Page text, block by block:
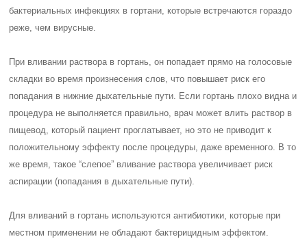
бактериальных инфекциях в гортани, которые встречаются гораздо
реже, чем вирусные.
При вливании раствора в гортань, он попадает прямо на голосовые
складки во время произнесения слов, что повышает риск его
попадания в нижние дыхательные пути. Если гортань плохо видна и
процедура не выполняется правильно, врач может влить раствор в
пищевод, который пациент проглатывает, но это не приводит к
положительному эффекту после процедуры, даже временного. В то
же время, такое “слепое” вливание раствора увеличивает риск
аспирации (попадания в дыхательные пути).
Для вливаний в гортань используются антибиотики, которые при
местном применении не обладают бактерицидным эффектом.